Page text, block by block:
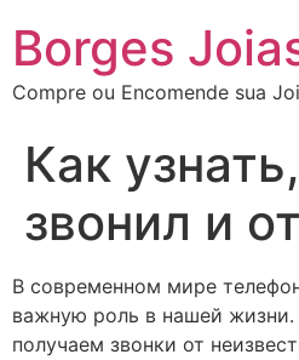
Borges
Compre ou Encomende sua
Как
звонил и
В современном мире
важную роль в нашей
получаем звонки от